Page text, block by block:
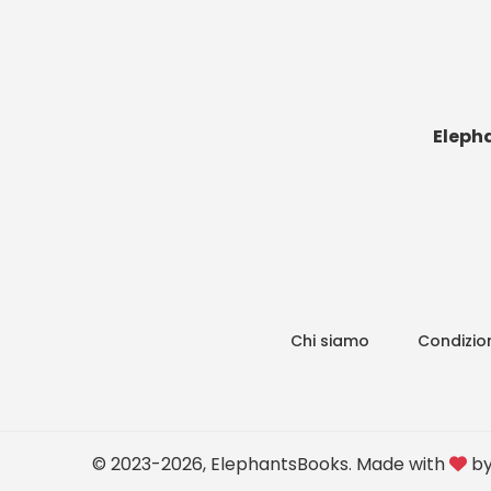
Chi siamo
© 2023-2026, ElephantsBooks. Made with